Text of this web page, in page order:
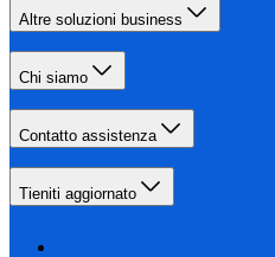
Altre soluzioni business
Chi siamo
Contatto assistenza
Tieniti aggiornato